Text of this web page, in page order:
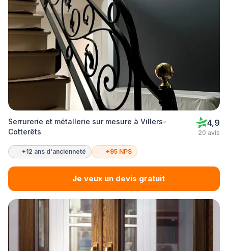
Serrurerie et métallerie sur mesure à Villers-
Cotterêts
4,9
20 avis
+12 ans d'ancienneté +95 NPS
Je veux un devis gratuit